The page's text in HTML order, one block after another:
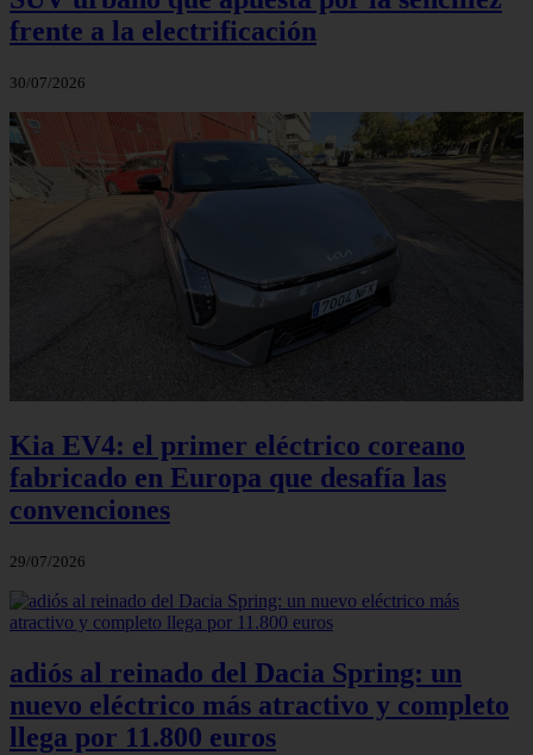
frente a la electrificación
30/07/2026
Kia EV4: el primer eléctrico coreano
fabricado en Europa que desafía las
convenciones
29/07/2026
adiós al reinado del Dacia Spring: un
nuevo eléctrico más atractivo y completo
llega por 11.800 euros